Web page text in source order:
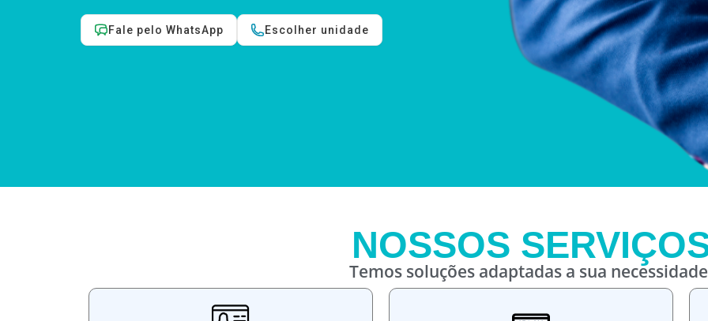
Fale pelo WhatsApp Escolher unidade
NOSSOS
Temos soluções adaptadas a sua